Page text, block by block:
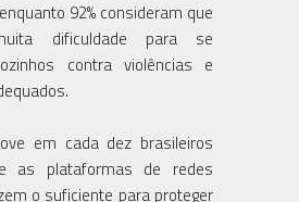
92% consideram que
dificuldade para se
contra violências e
em cada dez brasileiros
as plataformas de redes
o suficiente para proteger